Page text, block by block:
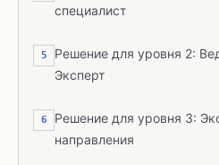
специалист
5
Решение для уровня 2:
Эксперт
6
Решение для уровня 3:
направления